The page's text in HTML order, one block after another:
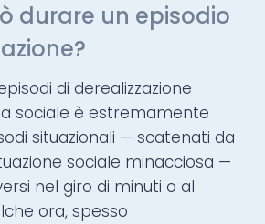
durare un episodio
di derealizzazione
sociale è estremamente
situazionali — scatenati da
sociale minacciosa —
nel giro di minuti o al
ora, spesso